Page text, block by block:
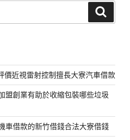
價近視雷射控制擅長大寮汽車借款
盟創業有助於收縮包裝哪些垃圾
車借款的新竹借錢合法大寮借錢